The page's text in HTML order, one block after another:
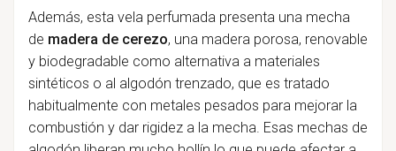
Además, esta vela perfumada presenta una mecha
de madera de cerezo, una madera porosa, renovable
y biodegradable como alternativa a materiales
sintéticos o al algodón trenzado, que es tratado
habitualmente con metales pesados para mejorar la
combustión y dar rigidez a la mecha. Esas mechas de